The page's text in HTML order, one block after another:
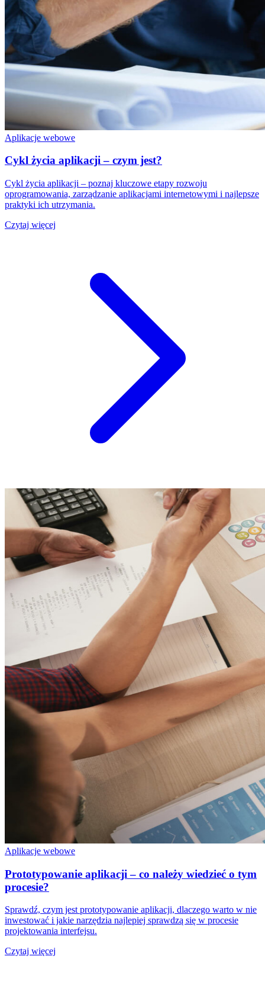
Aplikacje webowe
Cykl życia aplikacji – czym jest?
Cykl życia aplikacji – poznaj kluczowe etapy rozwoju
oprogramowania, zarządzanie aplikacjami internetowymi i najlepsze
praktyki ich utrzymania.
Czytaj więcej
Aplikacje webowe
Prototypowanie aplikacji – co należy wiedzieć o tym
procesie?
Sprawdź, czym jest prototypowanie aplikacji, dlaczego warto w nie
inwestować i jakie narzędzia najlepiej sprawdzą się w procesie
projektowania interfejsu.
Czytaj więcej